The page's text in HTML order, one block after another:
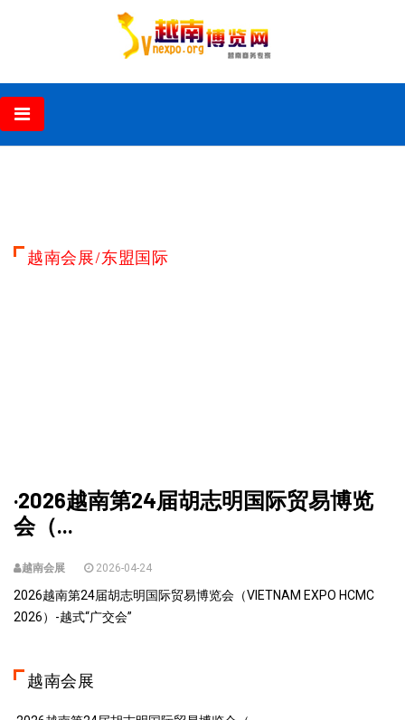
越南会展/东盟国际
·2026越南第24届胡志明国际贸易博览
会（...
越南会展 2026-04-24
2026越南第24届胡志明国际贸易博览会（VIETNAM EXPO HCMC
2026）-越式“广交会”
越南会展